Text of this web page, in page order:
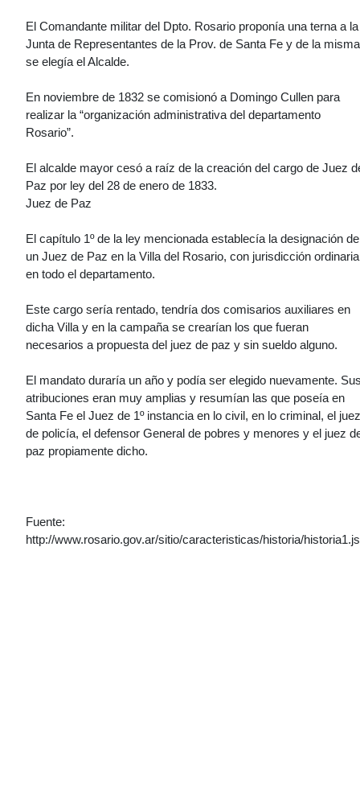
El Comandante militar del Dpto. Rosario proponía una terna a la
Junta de Representantes de la Prov. de Santa Fe y de la misma
se elegía el Alcalde.
En noviembre de 1832 se comisionó a Domingo Cullen para
realizar la “organización administrativa del departamento
Rosario”.
El alcalde mayor cesó a raíz de la creación del cargo de Juez
Paz por ley del 28 de enero de 1833.
Juez de Paz
El capítulo 1º de la ley mencionada establecía la designación de
un Juez de Paz en la Villa del Rosario, con jurisdicción ordinaria
en todo el departamento.
Este cargo sería rentado, tendría dos comisarios auxiliares en
dicha Villa y en la campaña se crearían los que fueran
necesarios a propuesta del juez de paz y sin sueldo alguno.
El mandato duraría un año y podía ser elegido nuevamente.
atribuciones eran muy amplias y resumían las que poseía en
Santa Fe el Juez de 1º instancia en lo civil, en lo criminal, el juez
de policía, el defensor General de pobres y menores y el juez
paz propiamente dicho.
Fuente:
http://www.rosario.gov.ar/sitio/caracteristicas/historia/